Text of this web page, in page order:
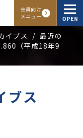
会員向け
メニュー
OPEN
イブス
最近の
（平成18年9
ブス